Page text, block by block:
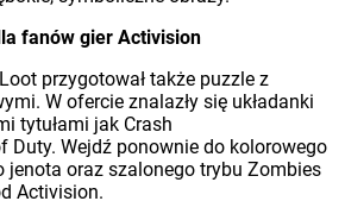
fanów gier Activision
przygotował także puzzle z
W ofercie znalazły się układanki
tytułami jak Crash
Duty. Wejdź ponownie do kolorowego
jenota oraz szalonego trybu Zombies
Activision.